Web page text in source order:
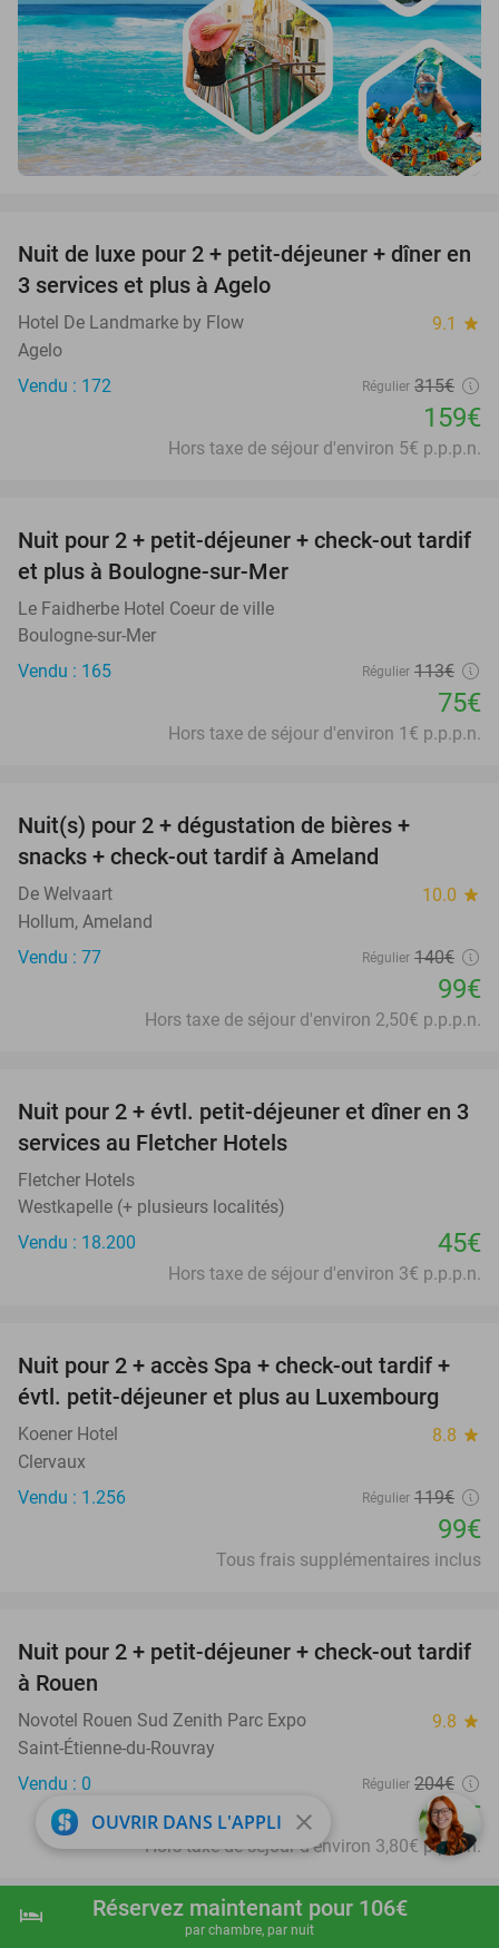
shopping_cart Réserver maintenant
hotel Réservez maintenant pour 106€
par chambre, par nuit
50%
Nuit de luxe pour 2 + petit-déjeuner + dîner en
3 services et plus à Agelo
Hotel De Landmarke by Flow 9.1 star
Agelo
Vendu : 172
Régulier 315€
159€
Hors taxe de séjour d'environ 5€ p.p.p.n.
34%
Nuit pour 2 + petit-déjeuner + check-out tardif
et plus à Boulogne-sur-Mer
Le Faidherbe Hotel Coeur de ville
Boulogne-sur-Mer
Vendu : 165
Régulier 113€
75€
Hors taxe de séjour d'environ 1€ p.p.p.n.
Nuit(s) pour 2 + dégustation de bières +
snacks + check-out tardif à Ameland
De Welvaart 10.0 star
Hollum, Ameland
Vendu : 77
Régulier 140€
99€
Hors taxe de séjour d'environ 2,50€ p.p.p.n.
Nuit pour 2 + évtl. petit-déjeuner et dîner en 3
services au Fletcher Hotels
Fletcher Hotels
Westkapelle (+ plusieurs localités)
Vendu : 18.200
45€
Hors taxe de séjour d'environ 3€ p.p.p.n.
17%
Nuit pour 2 + accès Spa + check-out tardif +
évtl. petit-déjeuner et plus au Luxembourg
Koener Hotel 8.8 star
Clervaux
Vendu : 1.256
Régulier 119€
99€
Tous frais supplémentaires inclus
37%
Nuit pour 2 + petit-déjeuner + check-out tardif
à Rouen
Novotel Rouen Sud Zenith Parc Expo 9.8 star
Saint-Étienne-du-Rouvray
Vendu : 0
Régulier 204€
128€
Hors taxe de séjour d'environ 3,80€ p.p.p.n.
favorite_border
Nuit pour 2 + petit-déjeuner + verre de
OUVRIR DANS L'APPLI close